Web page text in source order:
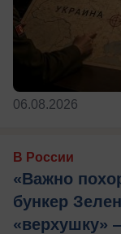
06.08.2026
В России
«Важно
бункер
«верхушку»